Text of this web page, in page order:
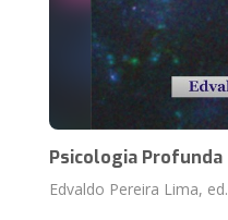
Psicologia Profunda
Edvaldo Pereira Lima, ed.